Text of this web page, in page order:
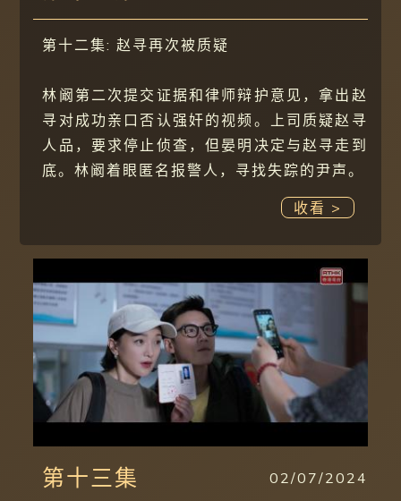
第十二集: 赵寻再次被质疑
林阚第二次提交证据和律师辩护意见，拿出赵
寻对成功亲口否认强奸的视频。上司质疑赵寻
人品，要求停止侦查，但晏明决定与赵寻走到
底。林阚着眼匿名报警人，寻找失踪的尹声。
收看 >
第十三集 02/07/2024